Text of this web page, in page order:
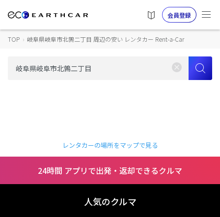
会員登録
TOP › 岐阜県岐阜市北鶉二丁目 周辺の安い レンタカー Rent-a-Car
レンタカーの場所をマップで見る
24時間 アプリで出発・返却できるクルマ
人気のクルマ